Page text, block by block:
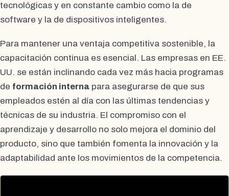
tecnológicas y en constante cambio como la de
software y la de dispositivos inteligentes.
Para mantener una ventaja competitiva sostenible, la
capacitación continua es esencial. Las empresas en EE.
UU. se están inclinando cada vez más hacia programas
de formación interna para asegurarse de que sus
empleados estén al día con las últimas tendencias y
técnicas de su industria. El compromiso con el
aprendizaje y desarrollo no solo mejora el dominio del
producto, sino que también fomenta la innovación y la
adaptabilidad ante los movimientos de la competencia.